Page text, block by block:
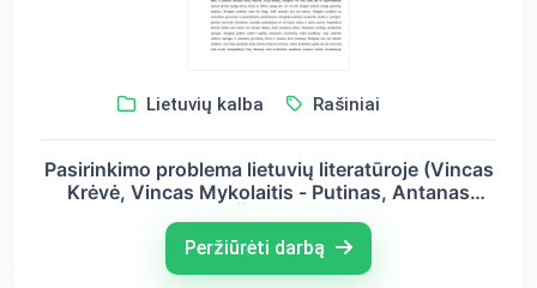
Lietuvių kalba Rašiniai
Pasirinkimo problema lietuvių literatūroje (Vincas
Krėvė, Vincas Mykolaitis - Putinas, Antanas
Peržiūrėti darbą